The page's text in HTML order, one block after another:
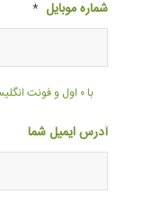
شماره موبایل *
با ۰ اول و فونت انگلیسی لطفا!
آدرس ایمیل شما